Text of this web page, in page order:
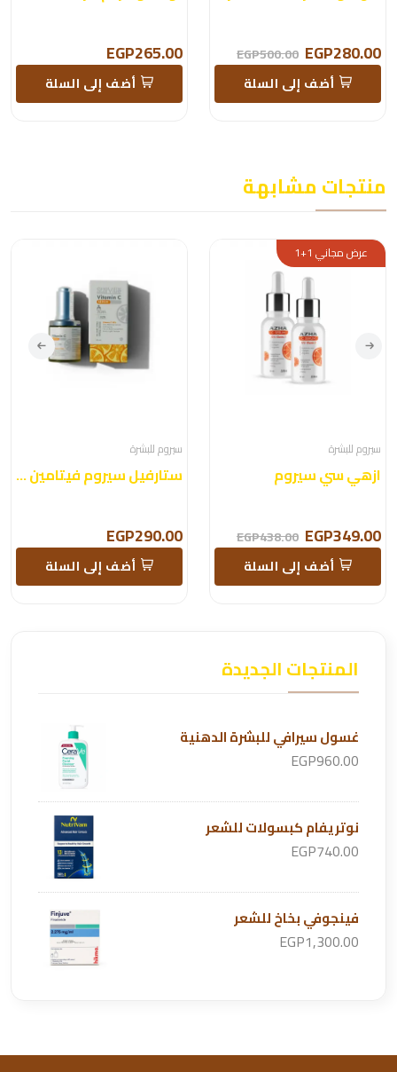
EGP280.00
EGP500.00
أضف إلى السلة
EGP265.00
أضف إلى السلة
منتجات مشابهة
عرض مجاني 1+1
سيروم للبشرة
ازهي سي سيروم
EGP349.00
EGP438.00
أضف إلى السلة
سيروم للبشرة
ستارفيل سيروم فيتامين سي
EGP290.00
أضف إلى السلة
المنتجات الجديدة
غسول سيرافي للبشرة الدهنية
EGP960.00
نوتريفام كبسولات للشعر
EGP740.00
فينجوفي بخاخ للشعر
EGP1,300.00